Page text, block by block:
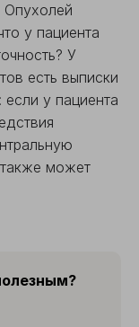
Опухолей
у пациента
У
есть выписки
если у пациента
может